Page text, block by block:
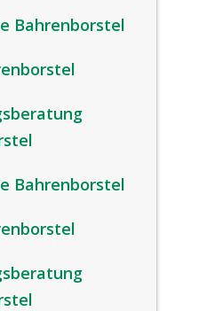
Bahrenborstel
Bahrenborstel